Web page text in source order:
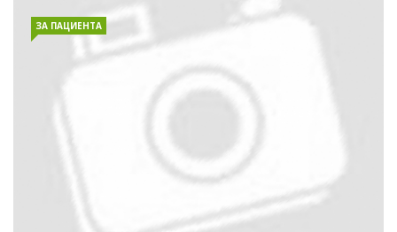
ЗА ПАЦИЕНТА